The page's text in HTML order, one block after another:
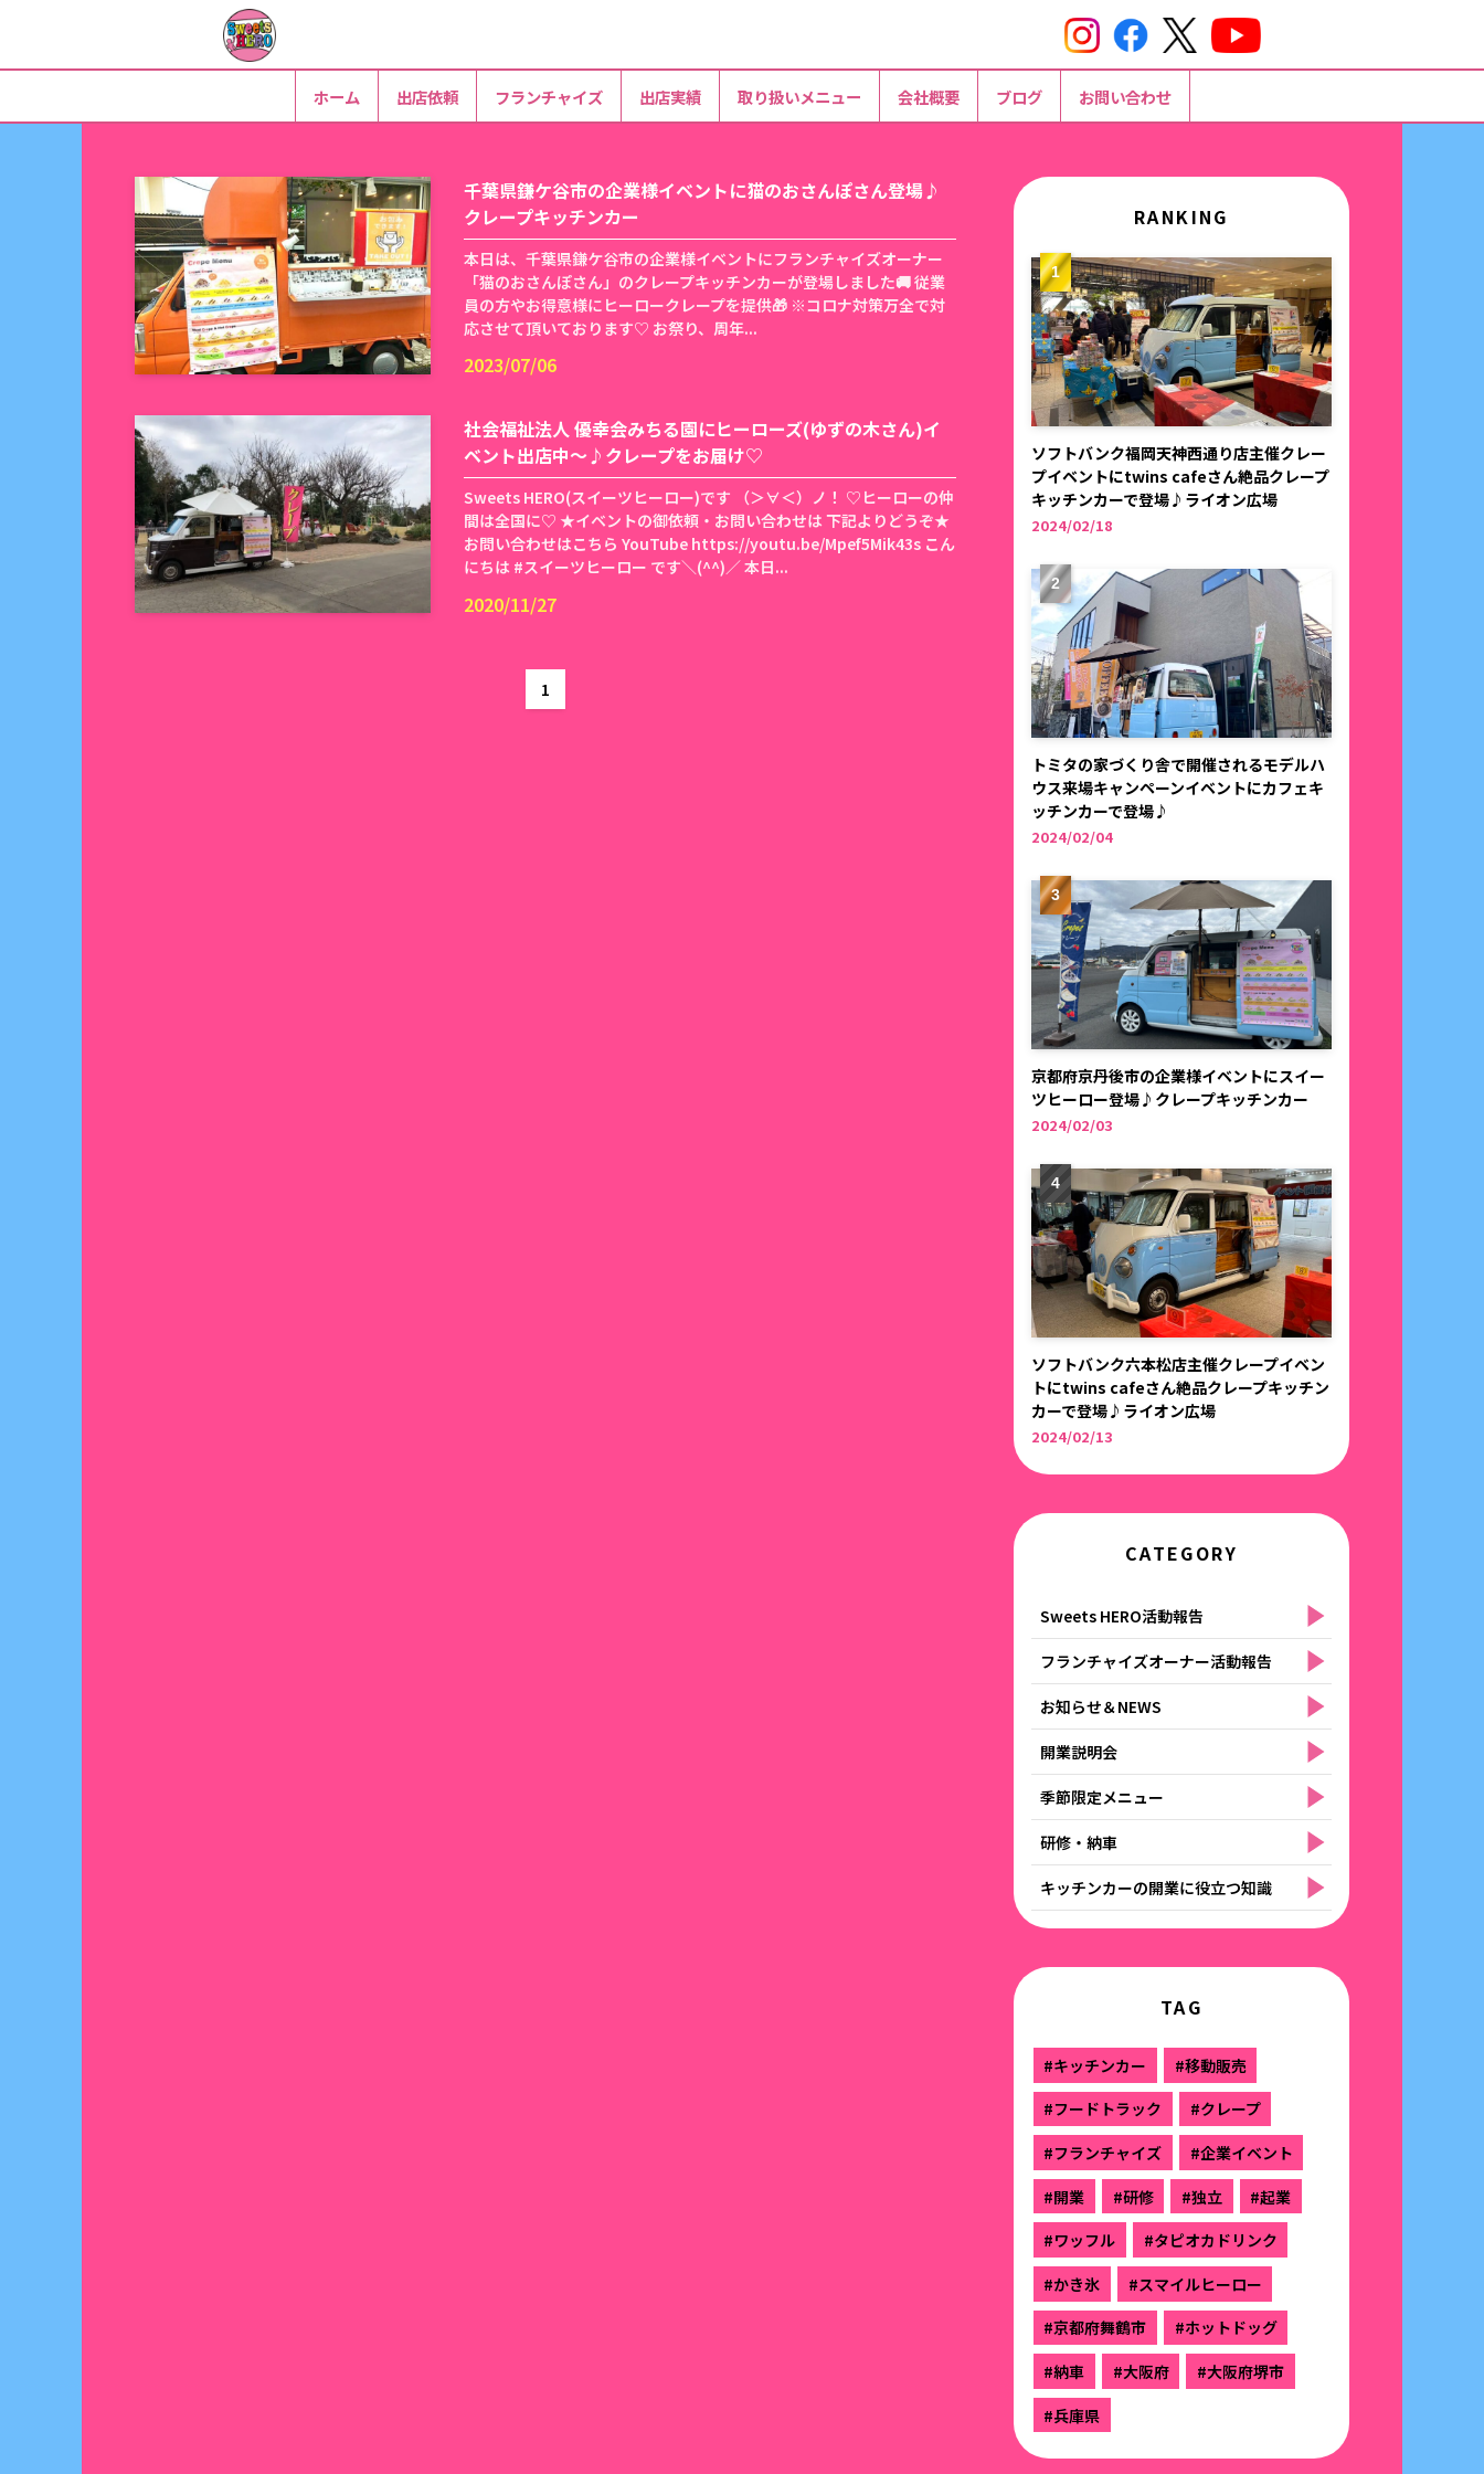
千葉県鎌ケ谷市の企業様イベントに猫のおさんぽさん登場♪
クレープキッチンカー
本日は、千葉県鎌ケ谷市の企業様イベントにフランチャイズオーナー
「猫のおさんぽさん」のクレープキッチンカーが登場しました🚚 従業
員の方やお得意様にヒーロークレープを提供🎁 ※コロナ対策万全で対
応させて頂いております♡ お祭り、周年...
2023/07/06
社会福祉法人 優幸会みちる園にヒーローズ(ゆずの木さん)イ
ベント出店中〜♪クレープをお届け♡
Sweets HERO(スイーツヒーロー)です （＞∀＜）ノ！ ♡ヒーローの仲
間は全国に♡ ★イベントの御依頼・お問い合わせは 下記よりどうぞ★
お問い合わせはこちら YouTube https://youtu.be/Mpef5Mik43s こん
にちは #スイーツヒーロー です＼(^^)／ 本日...
2020/11/27
1
RANKING
ソフトバンク福岡天神西通り店主催クレー
プイベントにtwins cafeさん絶品クレープ
キッチンカーで登場♪ライオン広場
2024/02/18
トミタの家づくり舎で開催されるモデルハ
ウス来場キャンペーンイベントにカフェキ
ッチンカーで登場♪
2024/02/04
京都府京丹後市の企業様イベントにスイー
ツヒーロー登場♪クレープキッチンカー
2024/02/03
ソフトバンク六本松店主催クレープイベン
トにtwins cafeさん絶品クレープキッチン
カーで登場♪ライオン広場
2024/02/13
CATEGORY
Sweets HERO活動報告
フランチャイズオーナー活動報告
お知らせ＆NEWS
開業説明会
季節限定メニュー
研修・納車
キッチンカーの開業に役立つ知識
TAG
#キッチンカー
#移動販売
#フードトラック
#クレープ
#フランチャイズ
#企業イベント
#開業
#研修 #独立
#起業
#ワッフル
#タピオカドリンク
#かき氷
#スマイルヒーロー
#京都府舞鶴市
#ホットドッグ
#納車
#大阪府
#大阪府堺市
#兵庫県
ホーム 出店依頼 フランチャイズ 出店実績 取り扱いメニュー 会社概要 ブログ お問い合わせ